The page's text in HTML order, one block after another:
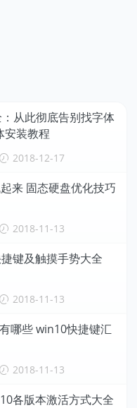
从此彻底告别找字体
安装教程
2018-12-17
来 固态硬盘优化技巧
2018-11-13
键及触摸手势大全
2018-11-13
哪些 win10快捷键汇
2018-11-13
各版本激活方式大全